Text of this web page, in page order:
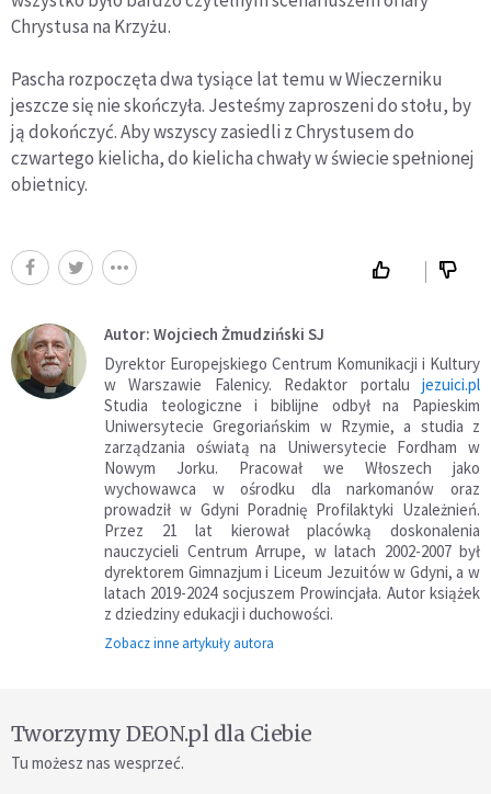
Chrystusa na Krzyżu.
Pascha rozpoczęta dwa tysiące lat temu w Wieczerniku
jeszcze się nie skończyła. Jesteśmy zaproszeni do stołu, by
ją dokończyć. Aby wszyscy zasiedli z Chrystusem do
czwartego kielicha, do kielicha chwały w świecie spełnionej
obietnicy.
Autor: Wojciech Żmudziński SJ
Dyrektor Europejskiego Centrum Komunikacji i Kultury
w Warszawie Falenicy. Redaktor portalu jezuici.pl
Studia teologiczne i biblijne odbył na Papieskim
Uniwersytecie Gregoriańskim w Rzymie, a studia z
zarządzania oświatą na Uniwersytecie Fordham w
Nowym Jorku. Pracował we Włoszech jako
wychowawca w ośrodku dla narkomanów oraz
prowadził w Gdyni Poradnię Profilaktyki Uzależnień.
Przez 21 lat kierował placówką doskonalenia
nauczycieli Centrum Arrupe, w latach 2002-2007 był
dyrektorem Gimnazjum i Liceum Jezuitów w Gdyni, a w
latach 2019-2024 socjuszem Prowincjała. Autor książek
z dziedziny edukacji i duchowości.
Zobacz inne artykuły autora
Tworzymy DEON.pl dla Ciebie
Tu możesz nas wesprzeć.